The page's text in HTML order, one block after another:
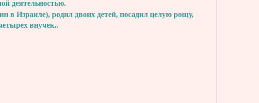
деятельностью.
в Израиле), родил двоих детей, посадил целую рощу,
внучек..